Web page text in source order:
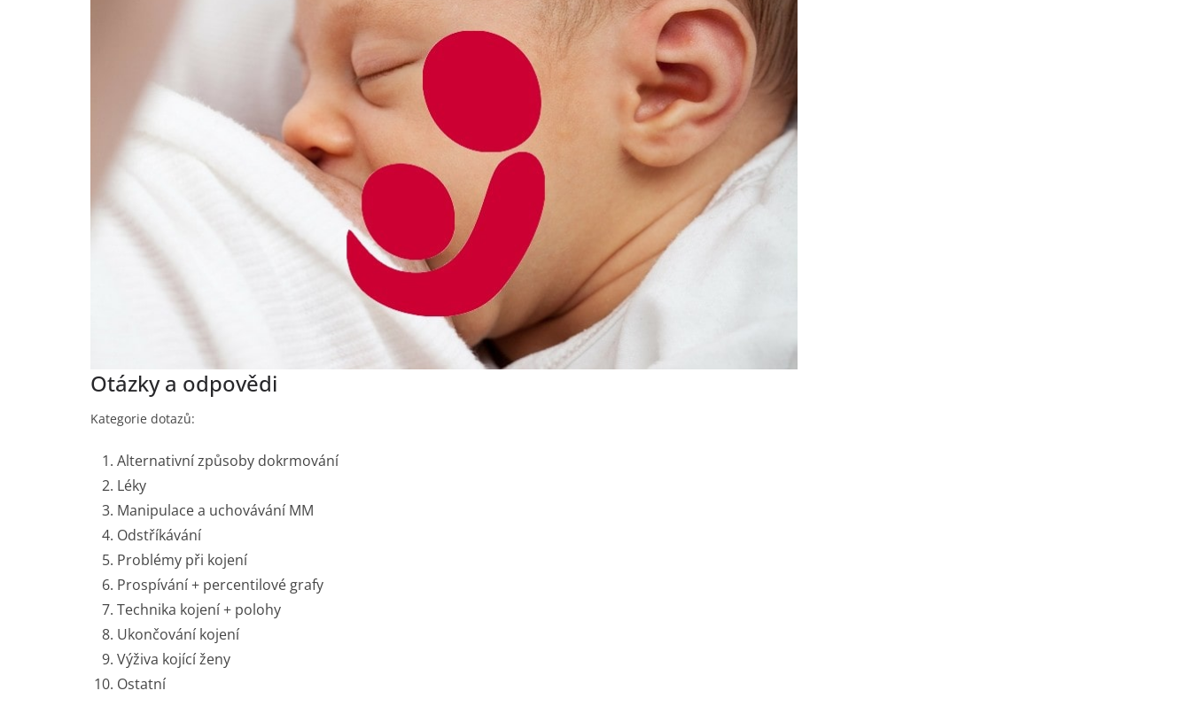
Otázky a odpovědi
Kategorie dotazů:
Alternativní způsoby dokrmování
Léky
Manipulace a uchovávání MM
Odstříkávání
Problémy při kojení
Prospívání + percentilové grafy
Technika kojení + polohy
Ukončování kojení
Výživa kojící ženy
Ostatní